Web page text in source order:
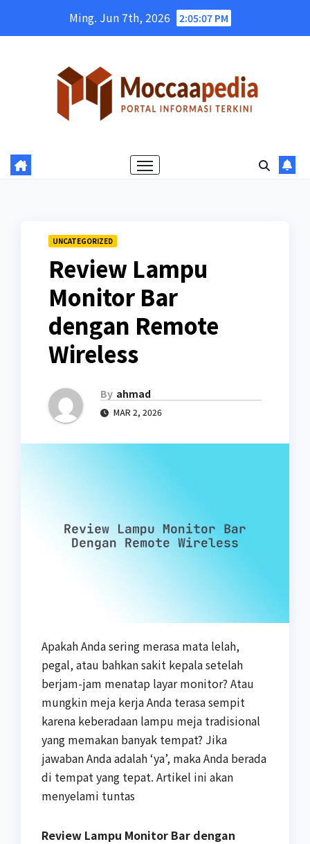
Ming. Jun 7th, 2026 2:05:09 PM
UNCATEGORIZED
Review Lampu
Monitor Bar
dengan Remote
Wireless
By ahmad
MAR 2, 2026
Apakah Anda sering merasa mata lelah,
pegal, atau bahkan sakit kepala setelah
berjam-jam menatap layar monitor? Atau
mungkin meja kerja Anda terasa sempit
karena keberadaan lampu meja tradisional
yang memakan banyak tempat? Jika
jawaban Anda adalah ‘ya’, maka Anda berada
di tempat yang tepat. Artikel ini akan
menyelami tuntas
Review Lampu Monitor Bar dengan